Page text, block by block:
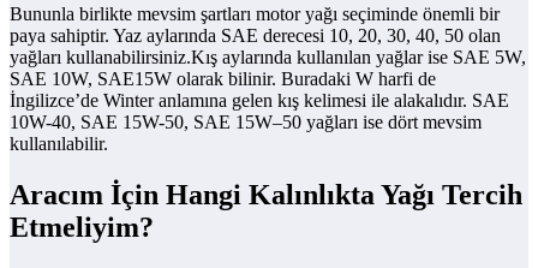
Bununla birlikte mevsim şartları motor yağı seçiminde önemli bir
paya sahiptir. Yaz aylarında SAE derecesi 10, 20, 30, 40, 50 olan
yağları kullanabilirsiniz.Kış aylarında kullanılan yağlar ise SAE 5W,
SAE 10W, SAE15W olarak bilinir. Buradaki W harfi de
İngilizce’de Winter anlamına gelen kış kelimesi ile alakalıdır. SAE
10W-40, SAE 15W-50, SAE 15W–50 yağları ise dört mevsim
kullanılabilir.
Aracım İçin Hangi Kalınlıkta Yağı Tercih
Etmeliyim?